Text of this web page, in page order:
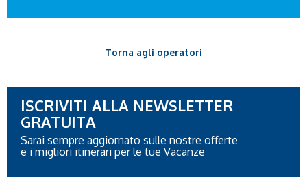
Torna agli operatori
ISCRIVITI ALLA NEWSLETTER
GRATUITA
Sarai sempre aggiornato sulle nostre offerte
e i migliori itinerari per le tue Vacanze